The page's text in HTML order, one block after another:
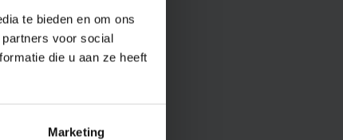
te bieden en om ons
voor social
die u aan ze heeft
Marketing